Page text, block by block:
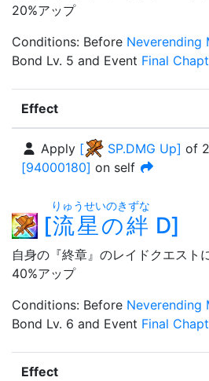
20%アップ
Conditions: Before Neverending
Bond Lv. 5 and Event Final
Effect
Apply [ SP.DMG Up] of
[94000180] on self
[流星の絆
りゅうせいのきずな
D]
自身の『終章』のレイドクエスト
40%アップ
Conditions: Before Neverending
Bond Lv. 6 and Event Final
Effect